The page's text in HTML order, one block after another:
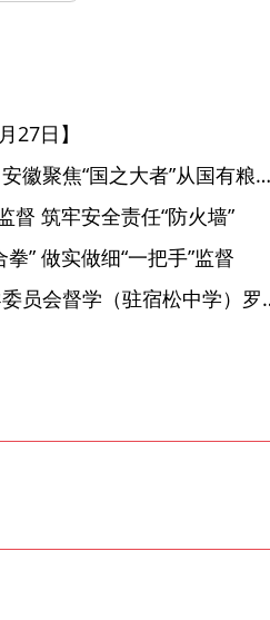
27日】
【中国纪检监察报】安徽聚焦“国之大者”从国有粮食企业试点切入 推动纪检监察监督与财会监督贯通协调
督 筑牢安全责任“防火墙”
” 做实做细“一把手”监督
宿松县政府教育督导